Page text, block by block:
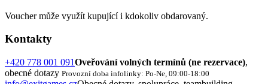
Voucher může využít kupující i kdokoliv obdarovaný.
Kontakty
+420 778 001 091Oveřování volných termínů (ne rezervace),
obecné dotazy Provozní doba infolinky: Po-Ne, 09:00-18:00